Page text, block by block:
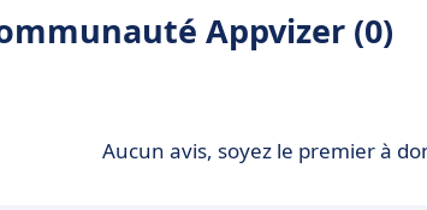
Appvizer (0)
Aucun avis, soyez le premier à